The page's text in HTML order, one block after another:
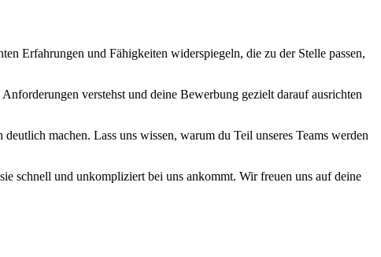
Erfahrungen und Fähigkeiten widerspiegeln, die zu der Stelle passen,
verstehst und deine Bewerbung gezielt darauf ausrichten
machen. Lass uns wissen, warum du Teil unseres Teams werden
schnell und unkompliziert bei uns ankommt. Wir freuen uns auf deine